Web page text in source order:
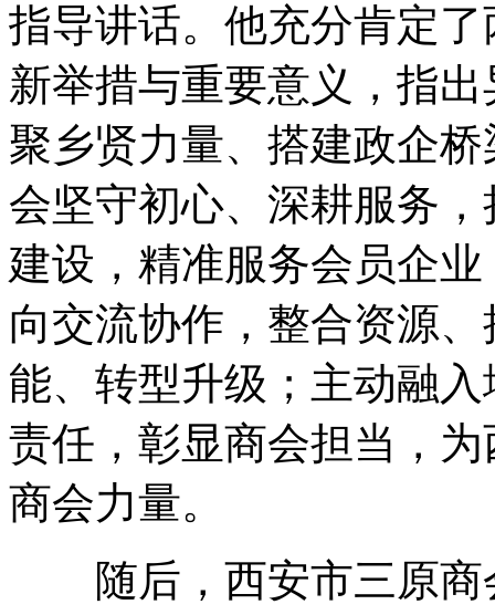
指导讲话。他充分肯定
新举措与重要意义，指
聚乡贤力量、搭建政企
会坚守初心、深耕服务
建设，精准服务会员企
向交流协作，整合资源
能、转型升级；主动融
责任，彰显商会担当，
商会力量。
随后，西安市三原商